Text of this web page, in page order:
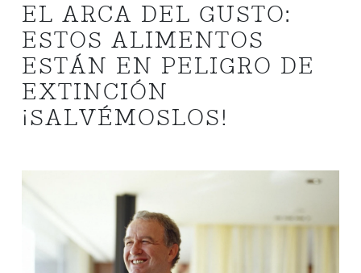
EL ARCA DEL GUSTO:
ESTOS ALIMENTOS
ESTÁN EN PELIGRO DE
EXTINCIÓN
¡SALVÉMOSLOS!